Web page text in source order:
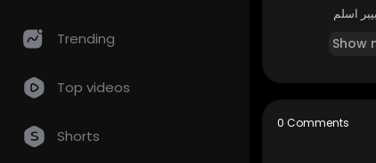
Trending
Top videos
Shorts
اسلم
Show
0 Comments